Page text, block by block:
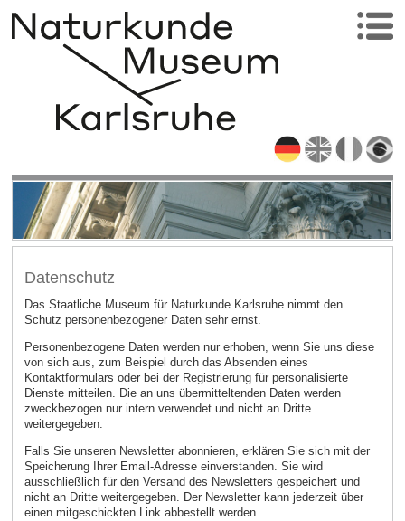
Datenschutz
Das Staatliche Museum für Naturkunde Karlsruhe nimmt den
Schutz personenbezogener Daten sehr ernst.
Personenbezogene Daten werden nur erhoben, wenn Sie uns diese
von sich aus, zum Beispiel durch das Absenden eines
Kontaktformulars oder bei der Registrierung für personalisierte
Dienste mitteilen. Die an uns übermitteltenden Daten werden
zweckbezogen nur intern verwendet und nicht an Dritte
weitergegeben.
Falls Sie unseren Newsletter abonnieren, erklären Sie sich mit der
Speicherung Ihrer Email-Adresse einverstanden. Sie wird
ausschließlich für den Versand des Newsletters gespeichert und
nicht an Dritte weitergegeben. Der Newsletter kann jederzeit über
einen mitgeschickten Link abbestellt werden.